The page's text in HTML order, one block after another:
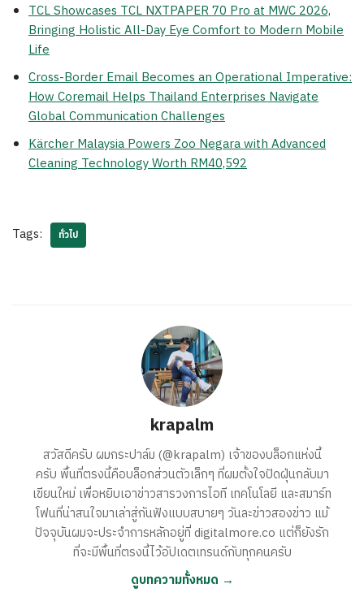
TCL Showcases TCL NXTPAPER 70 Pro at MWC 2026,
Bringing Holistic All-Day Eye Comfort to Modern Mobile
Life
Cross-Border Email Becomes an Operational Imperative:
How Coremail Helps Thailand Enterprises Navigate
Global Communication Challenges
Kärcher Malaysia Powers Zoo Negara with Advanced
Cleaning Technology Worth RM40,592
Tags: ทั่วไป
krapalm
สวัสดีครับ ผมกระปาล์ม (@krapalm) เจ้าของบล็อกแห่งนี้
ครับ พื้นที่ตรงนี้คือบล็อกส่วนตัวเล็กๆ ที่ผมตั้งใจปัดฝุ่นกลับมา
เขียนใหม่ เพื่อหยิบเอาข่าวสารวงการไอที เทคโนโลยี และสมาร์ท
โฟนที่น่าสนใจมาเล่าสู่กันฟังแบบสบายๆ วันละข่าวสองข่าว แม้
ปัจจุบันผมจะประจำการหลักอยู่ที่ digitalmore.co แต่ก็ยังรัก
ที่จะมีพื้นที่ตรงนี้ไว้อัปเดตเทรนด์กับทุกคนครับ
ดูบทความทั้งหมด →